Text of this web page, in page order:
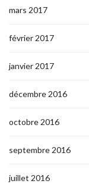
mars 2017
février 2017
janvier 2017
décembre 2016
octobre 2016
septembre 2016
juillet 2016